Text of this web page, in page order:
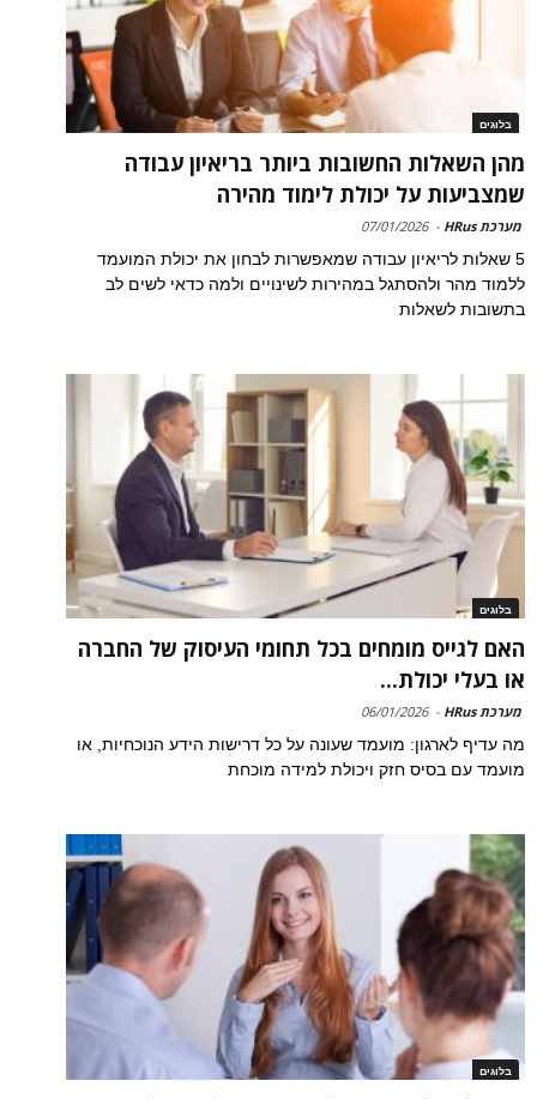
בלוגים
מהן השאלות החשובות ביותר בריאיון עבודה
שמצביעות על יכולת לימוד מהירה
מערכת HRus -
07/01/2026
5 שאלות לריאיון עבודה שמאפשרות לבחון את יכולת המועמד
ללמוד מהר ולהסתגל במהירות לשינויים ולמה כדאי לשים לב
בתשובות לשאלות
בלוגים
האם לגייס מומחים בכל תחומי העיסוק של החברה
או בעלי יכולת...
מערכת HRus -
06/01/2026
מה עדיף לארגון: מועמד שעונה על כל דרישות הידע הנוכחיות, או
מועמד עם בסיס חזק ויכולת למידה מוכחת
בלוגים